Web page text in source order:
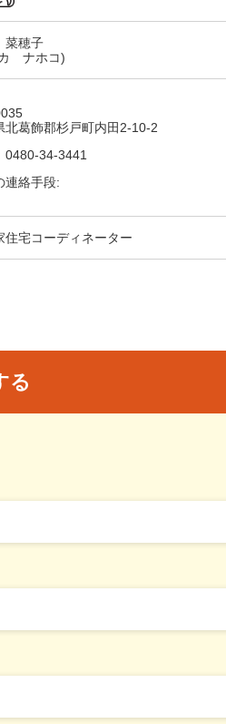
穂子
ナホコ)
北葛飾郡杉戸町内田2-10-2
0480-34-3441
連絡手段:
住宅コーディネーター
る